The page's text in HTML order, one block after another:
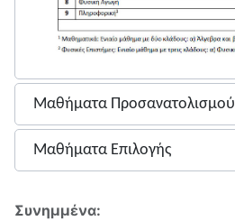
Μαθήματα Προσανατολισμού
Μαθήματα Επιλογής
Συνημμένα: